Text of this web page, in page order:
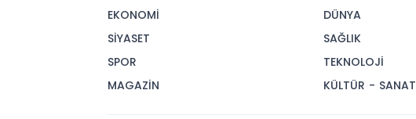
EKONOMİ
SİYASET
SPOR
MAGAZİN
DÜNYA
SAĞLIK
TEKNOLOJİ
KÜLTÜR - SANAT